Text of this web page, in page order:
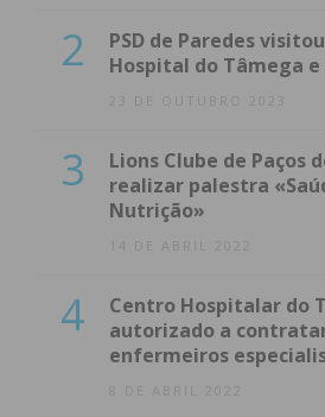
2
PSD de Paredes
Hospital do Tâmega e
23 DE OUTUBRO 2023
3
Lions Clube de Paços
realizar palestra
Nutrição»
14 DE ABRIL 2022
4
Centro Hospitalar do
autorizado a
enfermeiros
8 DE ABRIL 2022